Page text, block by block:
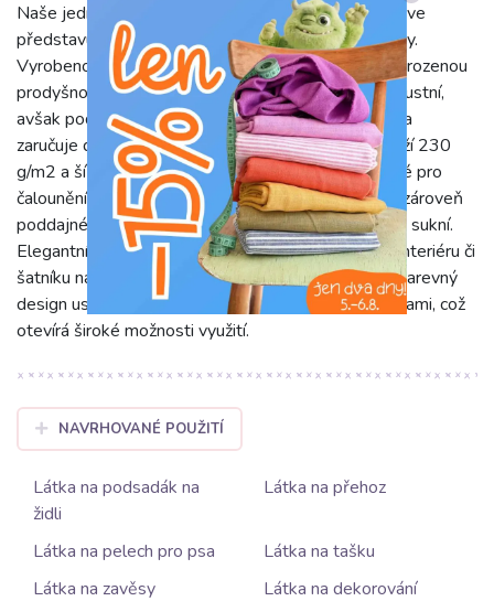
Naše jednobarevné bavlněné plátno CANVAS mauve
představuje ideální volbu pro vaše kreativní projekty.
Vyrobeno ze 100% bavlny, tento materiál nabízí přirozenou
prodyšnost a příjemný pocit na dotek. Díky své robustní,
avšak poddajné struktuře je s ním radost pracovat a
zaručuje dlouhou životnost vašich výtvorů. S gramáží 230
g/m2 a šíří 140 cm je toto plátno dostatečně pevné pro
čalounění, dekorativní polštáře, tašky a batohy, ale zároveň
poddajné pro zhotovení kabátků, sak nebo pevných sukní.
Elegantní fialový odstín mauve vnese do každého interiéru či
šatníku nádech sofistikovanosti a klidu. Jeho jednobarevný
design usnadňuje kombinování s jinými vzory a barvami, což
otevírá široké možnosti využití.
NAVRHOVANÉ POUŽITÍ
Látka na podsadák na
židli
Látka na přehoz
Látka na pelech pro psa
Látka na tašku
Látka na zavěsy
Látka na dekorování